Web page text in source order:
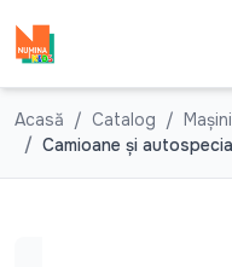
Acasă Catalog
Camioane şi